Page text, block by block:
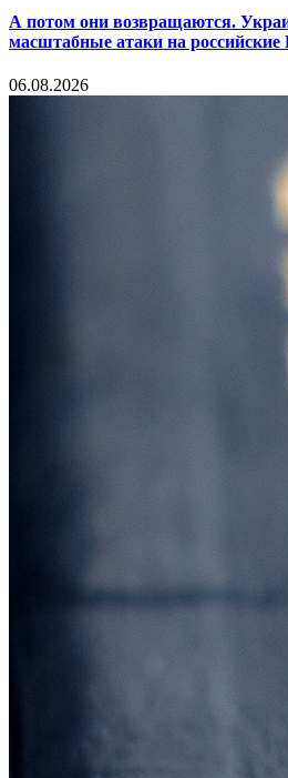
А потом они возвращаются.
масштабные атаки на
06.08.2026